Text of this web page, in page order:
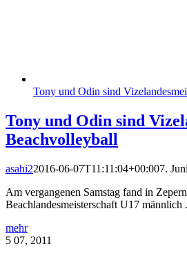
Tony und Odin sind
Tony und Odin sind
Beachvolleyball
asahi22016-06-07T11:11:04+00:007.
Am vergangenen Samstag fand in
Beachlandesmeisterschaft U17 männlich
mehr
5 07, 2011